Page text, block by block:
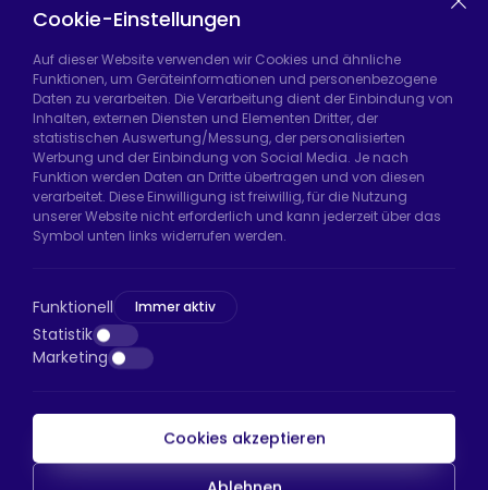
Casters
Hadımköy Fabrik:Atatürk Sanayi Bölgesi,
Uzunçayır Caddesi, No:11 Hadımköy, 34555
Arnavutköy/İstanbul
Telefon: +90 212 640 66 46
E-Mail: export@htsteker.com
D:a, 34045 Bayrampaşa/İstanbul
Telefon:+90 530 044 64 87
E-Mail: info@htsteker.com
HTS-Zahlung
Cookie-Einstellungen
Auf dieser Website verwenden wir Cookies und ähnliche
Funktionen, um Geräteinformationen und personenbezogene
Daten zu verarbeiten. Die Verarbeitung dient der Einbindung von
Inhalten, externen Diensten und Elementen Dritter, der
statistischen Auswertung/Messung, der personalisierten
Werbung und der Einbindung von Social Media. Je nach
Funktion werden Daten an Dritte übertragen und von diesen
verarbeitet. Diese Einwilligung ist freiwillig, für die Nutzung
unserer Website nicht erforderlich und kann jederzeit über das
Symbol unten links widerrufen werden.
Funktionell Immer aktiv
Statistik
Marketing
Cookies akzeptieren